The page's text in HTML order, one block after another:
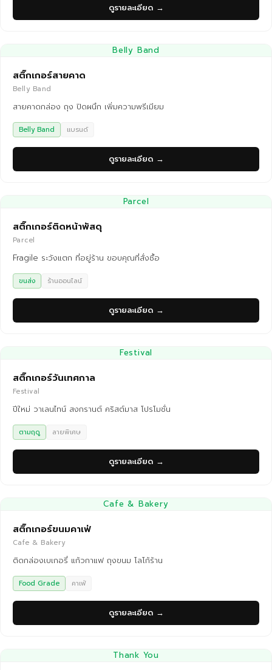
ดูรายละเอียด →
Belly Band
สติ๊กเกอร์สายคาด
Belly Band
สายคาดกล่อง ถุง ปิดผนึก เพิ่มความพรีเมียม
Belly Band แบรนด์
ดูรายละเอียด →
Parcel
สติ๊กเกอร์ติดหน้าพัสดุ
Parcel
Fragile ระวังแตก ที่อยู่ร้าน ขอบคุณที่สั่งซื้อ
ขนส่ง ร้านออนไลน์
ดูรายละเอียด →
Festival
สติ๊กเกอร์วันเทศกาล
Festival
ปีใหม่ วาเลนไทน์ สงกรานต์ คริสต์มาส โปรโมชั่น
ตามฤดู ลายพิเศษ
ดูรายละเอียด →
Cafe & Bakery
สติ๊กเกอร์ขนมคาเฟ่
Cafe & Bakery
ติดกล่องเบเกอรี่ แก้วกาแฟ ถุงขนม โลโก้ร้าน
Food Grade คาเฟ่
ดูรายละเอียด →
Thank You